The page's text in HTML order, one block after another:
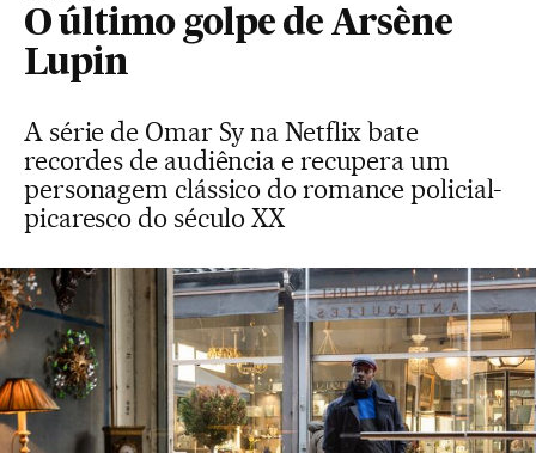
O último golpe de Arsène
Lupin
A série de Omar Sy na Netflix bate
recordes de audiência e recupera um
personagem clássico do romance policial-
picaresco do século XX